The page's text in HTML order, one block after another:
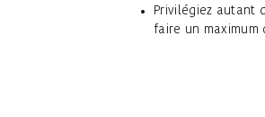
Privilégiez autant
faire un maximum